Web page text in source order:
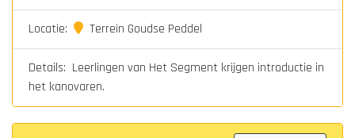
Locatie: Terrein Goudse Peddel
Details: Leerlingen van Het Segment krijgen introductie in
het kanovaren.